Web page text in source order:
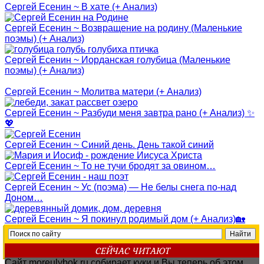
Сергей Есенин ~ В хате (+ Анализ)
Сергей Есенин ~ Возвращение на родину (Маленькие
поэмы) (+ Анализ)
Сергей Есенин ~ Иорданская голубица (Маленькие
поэмы) (+ Анализ)
Сергей Есенин ~ Молитва матери (+ Анализ)
Сергей Есенин ~ Разбуди меня завтра рано (+ Анализ) ✨
💖
Сергей Есенин ~ Синий день. День такой синий
Сергей Есенин ~ То не тучи бродят за овином…
Сергей Есенин ~ Ус (поэма) — Не белы снега по-над
Доном…
Сергей Есенин ~ Я покинул родимый дом (+ Анализ)🏡
СЕЙЧАС ЧИТАЮТ